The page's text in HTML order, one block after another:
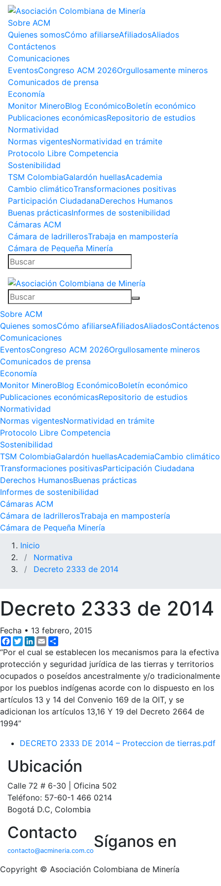
Sobre ACM
Quienes somosCómo afiliarseAfiliadosAliados
Contáctenos
Comunicaciones
EventosCongreso ACM 2026Orgullosamente mineros
Comunicados de prensa
Economía
Monitor MineroBlog EconómicoBoletín económico
Publicaciones económicasRepositorio de estudios
Normatividad
Normas vigentesNormatividad en trámite
Protocolo Libre Competencia
Sostenibilidad
TSM ColombiaGalardón huellasAcademia
Cambio climáticoTransformaciones positivas
Participación CiudadanaDerechos Humanos
Buenas prácticasInformes de sostenibilidad
Cámaras ACM
Cámara de ladrillerosTrabaja en mampostería
Cámara de Pequeña Minería
Sobre ACM
Quienes somosCómo afiliarseAfiliadosAliadosContáctenos
Comunicaciones
EventosCongreso ACM 2026Orgullosamente mineros
Comunicados de prensa
Economía
Monitor MineroBlog EconómicoBoletín económico
Publicaciones económicasRepositorio de estudios
Normatividad
Normas vigentesNormatividad en trámite
Protocolo Libre Competencia
Sostenibilidad
TSM ColombiaGalardón huellasAcademiaCambio climático
Transformaciones positivasParticipación Ciudadana
Derechos HumanosBuenas prácticas
Informes de sostenibilidad
Cámaras ACM
Cámara de ladrillerosTrabaja en mampostería
Cámara de Pequeña Minería
Inicio
Normativa
Decreto 2333 de 2014
Decreto 2333 de 2014
Fecha • 13 febrero, 2015
Facebook
TwitterLinkedIn
Email
“Por el cual se establecen los mecanismos para la efectiva
protección y seguridad jurídica de las tierras y territorios
ocupados o poseídos ancestralmente y/o tradicionalmente
por los pueblos indígenas acorde con lo dispuesto en los
artículos 13 y 14 del Convenio 169 de la OIT, y se
adicionan los artículos 13,16 Y 19 del Decreto 2664 de
1994”
DECRETO 2333 DE 2014 – Proteccion de tierras.pdf
Ubicación
Calle 72 # 6-30 | Oficina 502
Teléfono: 57-60-1 466 0214
Bogotá D.C, Colombia
Contacto
contacto@acmineria.com.coSíganos en
Copyright © Asociación Colombiana de Minería